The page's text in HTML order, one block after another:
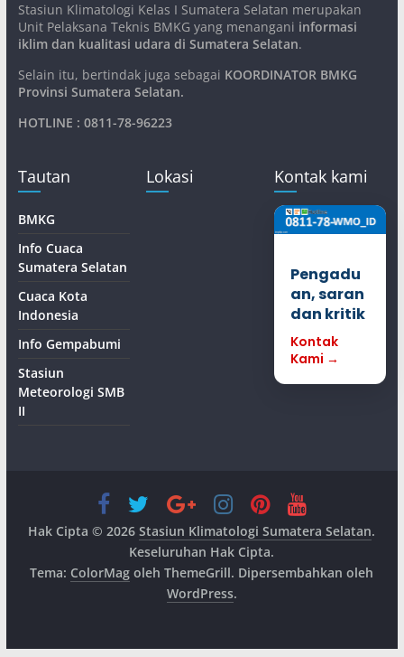
Stasiun Klimatologi Kelas I Sumatera Selatan merupakan
Unit Pelaksana Teknis BMKG yang menangani informasi
iklim dan kualitasi udara di Sumatera Selatan.
Selain itu, bertindak juga sebagai KOORDINATOR BMKG
Provinsi Sumatera Selatan.
HOTLINE : 0811-78-96223
Tautan
BMKG
Info Cuaca
Sumatera Selatan
Cuaca Kota
Indonesia
Info Gempabumi
Stasiun
Meteorologi SMB
II
Lokasi Kontak kami
Pengadu
an, saran
dan kritik
Kontak
Kami →
Hak Cipta © 2026Stasiun Klimatologi Sumatera Selatan.
Keseluruhan Hak Cipta.
Tema: ColorMag oleh ThemeGrill. Dipersembahkan oleh
WordPress.